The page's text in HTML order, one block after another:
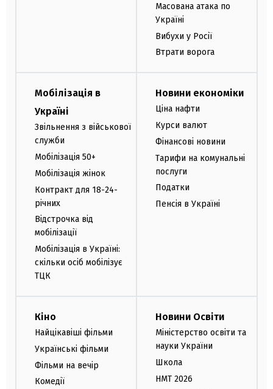
Масована атака по
Україні
Вибухи у Росії
Втрати ворога
Мобілізація в
Україні
Звільнення з військової
служби
Мобілізація 50+
Мобілізація жінок
Контракт для 18-24-
річних
Відстрочка від
мобілізації
Мобілізація в Україні:
скільки осіб мобілізує
ТЦК
Новини економіки
Ціна нафти
Курси валют
Фінансові новини
Тарифи на комунальні
послуги
Податки
Пенсія в Україні
Кіно
Найцікавіші фільми
Українські фільми
Фільми на вечір
Комедії
Новини Освіти
Міністерство освіти та
науки України
Школа
НМТ 2026